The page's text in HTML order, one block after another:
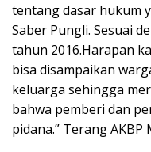
tentang dasar hukum
Saber Pungli. Sesuai
tahun 2016.Harapan
bisa disampaikan
keluarga sehingga
bahwa pemberi dan
pidana.” Terang AKBP